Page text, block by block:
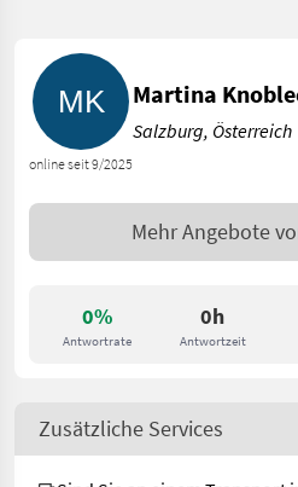
0%
Antwortrate
0h
Antwortzeit
online seit 9/2025
Martina
Salzburg, Österreich
Mehr Angebote
Zusätzliche Services